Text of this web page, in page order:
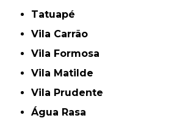
Tatuapé
Vila Carrão
Vila Formosa
Vila Matilde
Vila Prudente
Água Rasa